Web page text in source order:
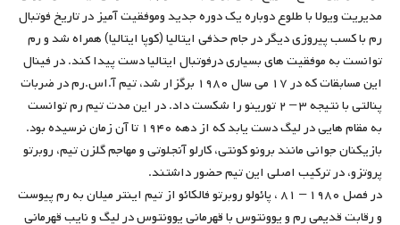
مدیریت ویولا با طلوع دوباره یک دوره جدید وموفقیت آمیز در تاریخ فوتبال
رم با کسب پیروزی دیگر در جام حذفی ایتالیا (کوپا ایتالیا) همراه شد و رم
توانست به موفقیت های بسیاری درفوتبال ایتالیا دست پیدا کند. در فینال
این مسابقات که در ۱۷ می سال ۱۹۸۰ برگزار شد، تیم آ.اس.رم در ضربات
پنالتی با نتیجه ۳ – ۲ تورینو را شکست داد. در این مدت تیم رم توانست
به مقام هایی در لیگ دست یابد که از دهه ۱۹۴۰ تا آن زمان نرسیده بود.
بازیکنان جوانی مانند برونو کونتی، کارلو آنجلوتی و مهاجم گلزن تیم، روبرتو
پروتزو، در ترکیب اصلی این تیم حضور داشتند.
در فصل ۱۹۸۰ – ۸۱ ، پائولو روبرتو فالکائو از تیم اینتر میلان به رم پیوست
و رقابت قدیمی رم و یوونتوس با قهرمانی یوونتوس در لیگ و نایب قهرمانی